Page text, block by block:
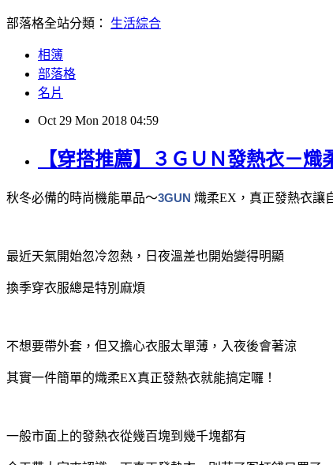
部落格全站分類： 生活綜合
相簿
部落格
名片
Oct 29 Mon 2018 04:59
【穿搭推薦】３ＧＵＮ發熱衣－
秋冬必備的時尚機能單品～3GUN 熾柔EX，真正發熱衣讓
最近天氣開始忽冷忽熱，日夜溫差也開始變得明顯
換季穿衣服總是特別麻煩
不想要帶外套，但又擔心衣服太單薄，入夜後會著涼
其實一件簡單的熾柔EX真正發熱衣就能搞定囉！
一般市面上的發熱衣從幾百塊到幾千塊都有